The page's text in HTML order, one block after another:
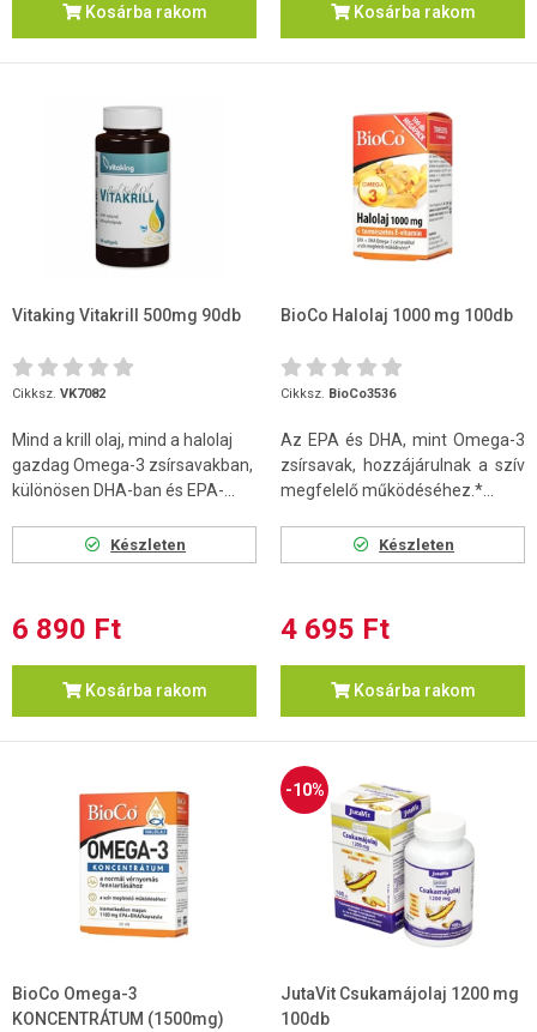
Kosárba rakom Kosárba rakom
Vitaking Vitakrill 500mg 90db
Cikksz. VK7082
Mind a krill olaj, mind a halolaj
gazdag Omega-3 zsírsavakban,
különösen DHA-ban és EPA-...
Készleten
6 890 Ft
Kosárba rakom
BioCo Halolaj 1000 mg 100db
Cikksz. BioCo3536
Az EPA és DHA, mint Omega-3
zsírsavak, hozzájárulnak a szív
megfelelő működéséhez.*...
Készleten
4 695 Ft
Kosárba rakom
BioCo Omega-3
KONCENTRÁTUM (1500mg)
-10%
JutaVit Csukamájolaj 1200 mg
100db